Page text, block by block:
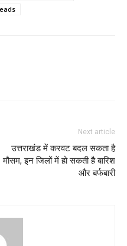
Next article
उत्तराखंड में करवट बदल सकता है
मौसम, इन जिलों में हो सकती है बारिश
और बर्फबारी